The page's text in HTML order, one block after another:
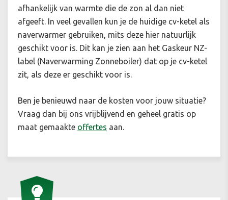
afhankelijk van warmte die de zon al dan niet
afgeeft. In veel gevallen kun je de huidige cv-ketel als
naverwarmer gebruiken, mits deze hier natuurlijk
geschikt voor is. Dit kan je zien aan het Gaskeur NZ-
label (Naverwarming Zonneboiler) dat op je cv-ketel
zit, als deze er geschikt voor is.
Ben je benieuwd naar de kosten voor jouw situatie?
Vraag dan bij ons vrijblijvend en geheel gratis op
maat gemaakte offertes aan.